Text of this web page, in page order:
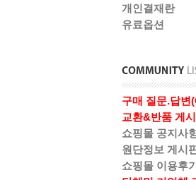
개인결재란
유료옵션
구매 질문.답변
교환&반품 게
쇼핑몰 공지사
원단정보 게시
쇼핑몰 이용후기